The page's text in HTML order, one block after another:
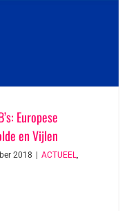
Europese
en Vijlen
2018 ACTUEEL,